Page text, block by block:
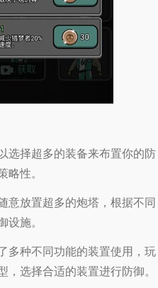
选择超多的装备来布置你的防
性。
意放置超多的炮塔，根据不同
施。
多种不同功能的装置使用，玩
选择合适的装置进行防御。